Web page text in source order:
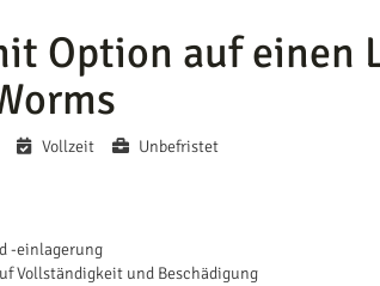
Option auf einen
Vollzeit Unbefristet
-einlagerung
Vollständigkeit und Beschädigung